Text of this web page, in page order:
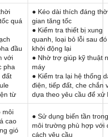
quá
đầu
với
pha
đất
từ
● Kéo dài thích đáng
gian tăng tốc
● Kiểm tra thiết bị xung
quanh, loại bỏ lỗi sau đó
khởi động lại
● Nhờ trợ giúp kỹ thuật
máy
● Kiểm tra lại hệ thống
điện, tiếp đất, che chắn
dựa theo yêu cầu để xử
môi
cao
gió
● Sử dụng biến tần trong
môi trường phù hợp với
cách yêu cầu